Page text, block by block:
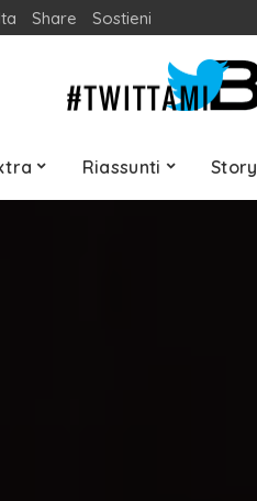
Share Sostieni
Riassunti Story